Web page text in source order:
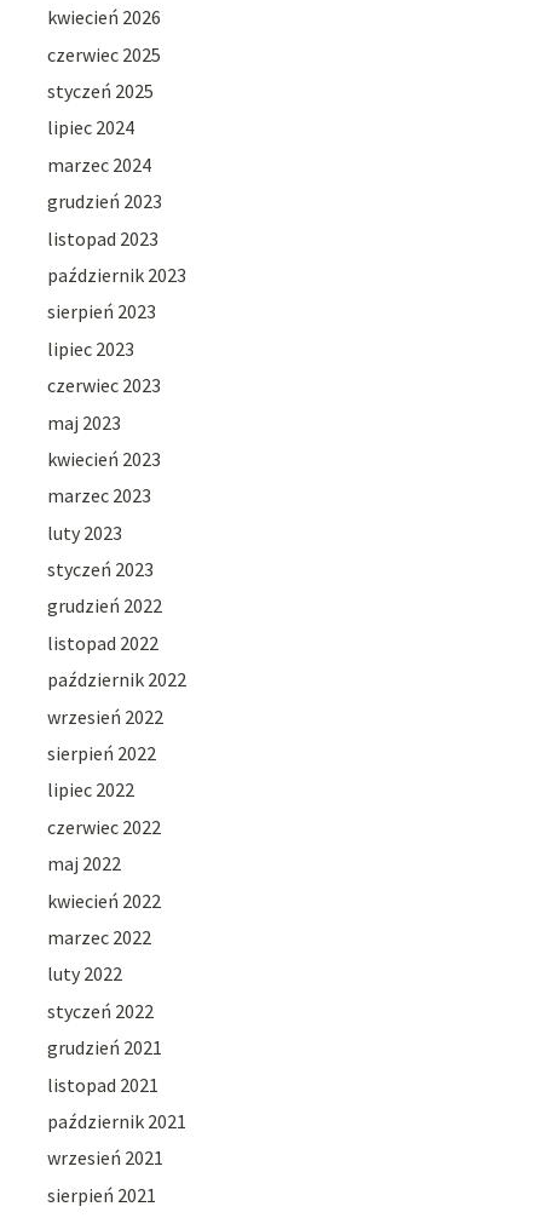
kwiecień 2026
czerwiec 2025
styczeń 2025
lipiec 2024
marzec 2024
grudzień 2023
listopad 2023
październik 2023
sierpień 2023
lipiec 2023
czerwiec 2023
maj 2023
kwiecień 2023
marzec 2023
luty 2023
styczeń 2023
grudzień 2022
listopad 2022
październik 2022
wrzesień 2022
sierpień 2022
lipiec 2022
czerwiec 2022
maj 2022
kwiecień 2022
marzec 2022
luty 2022
styczeń 2022
grudzień 2021
listopad 2021
październik 2021
wrzesień 2021
sierpień 2021